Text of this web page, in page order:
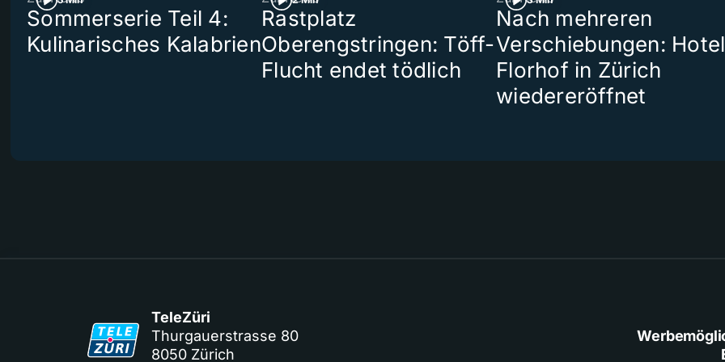
Sommerserie Teil 4:
Kulinarisches Kalabrien
Rastplatz
Oberengstringen: Töff-
Flucht endet tödlich
Nach mehreren
Verschiebungen: Hotel
Florhof in Zürich
wiedereröffnet
TeleZüri
Thurgauerstrasse 80
8050 Zürich